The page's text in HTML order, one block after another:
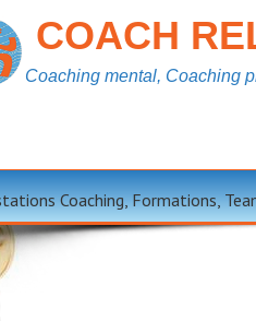
COACH
Coaching mental, Coaching
Coaching, Formations,